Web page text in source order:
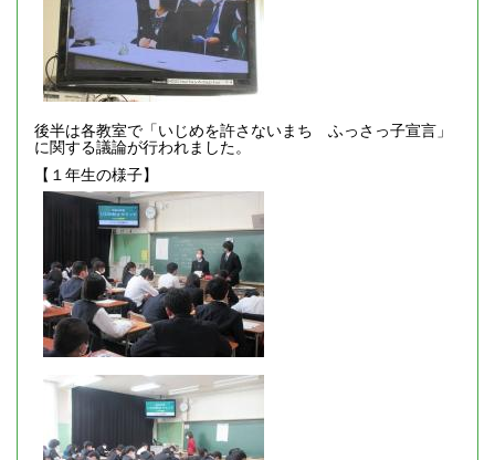
後半は各教室で「いじめを許さないまち ふっさっ子宣言」
に関する議論が行われました。
【１年生の様子】